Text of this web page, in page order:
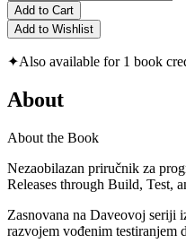
Add to Cart
Add to Wishlist
✦Also available for 1 book
About
About the Book
Nezaobilazan priručnik za
Releases through Build, Test,
Zasnovana na Daveovoj seriji
razvojem vođenim testiranjem